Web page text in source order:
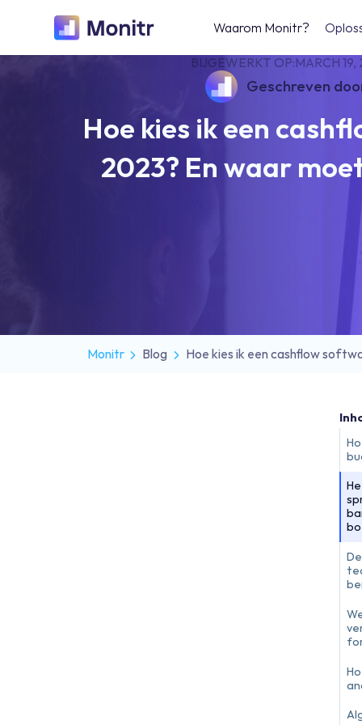
Waarom Monitr?
Geschreven
BIJGEWERKT OP:MARCH
Hoe kies ik een
2023? En waar
Monitr Blog Hoe kies ik een cashflow